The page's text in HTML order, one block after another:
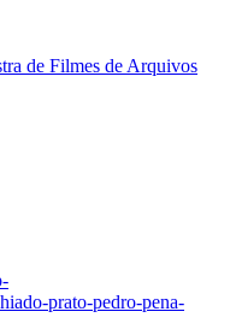
de Filmes de Arquivos
prato-pedro-pena-